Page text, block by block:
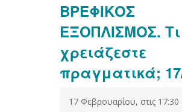
ΒΡΕΦΙΚΟΣ
ΕΞΟΠΛΙΣΜΟΣ. Τι
χρειάζεστε
πραγματικά;
17 Φεβρουαρίου, στις 17:30